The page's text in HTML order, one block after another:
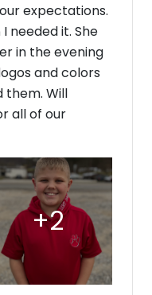
expectations.
needed it. She
in the evening
and colors
them. Will
all of our